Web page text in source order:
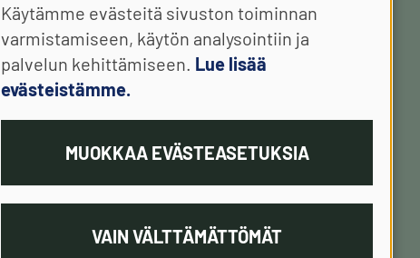
Käytämme evästeitä sivuston toiminnan
varmistamiseen, käytön analysointiin ja
palvelun kehittämiseen. Lue lisää
evästeistämme.
MUOKKAA EVÄSTEASETUKSIA
VAIN VÄLTTÄMÄTTÖMÄT